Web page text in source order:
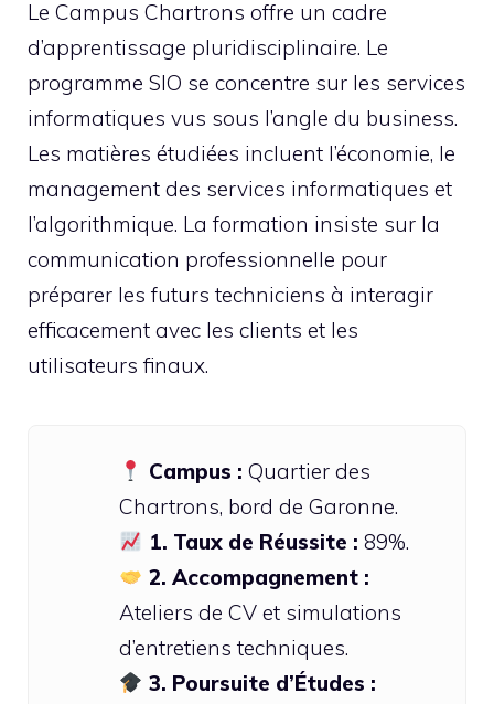
Le Campus Chartrons offre un cadre
d’apprentissage pluridisciplinaire. Le
programme SIO se concentre sur les services
informatiques vus sous l’angle du business.
Les matières étudiées incluent l’économie, le
management des services informatiques et
l’algorithmique. La formation insiste sur la
communication professionnelle pour
préparer les futurs techniciens à interagir
efficacement avec les clients et les
utilisateurs finaux.
Campus : Quartier des
Chartrons, bord de Garonne.
1. Taux de Réussite : 89%.
2. Accompagnement :
Ateliers de CV et simulations
d’entretiens techniques.
3. Poursuite d’Études :